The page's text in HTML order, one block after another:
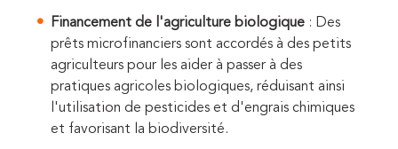
Financement de l'agriculture biologique : Des
prêts microfinanciers sont accordés à des petits
agriculteurs pour les aider à passer à des
pratiques agricoles biologiques, réduisant ainsi
l'utilisation de pesticides et d'engrais chimiques
et favorisant la biodiversité.